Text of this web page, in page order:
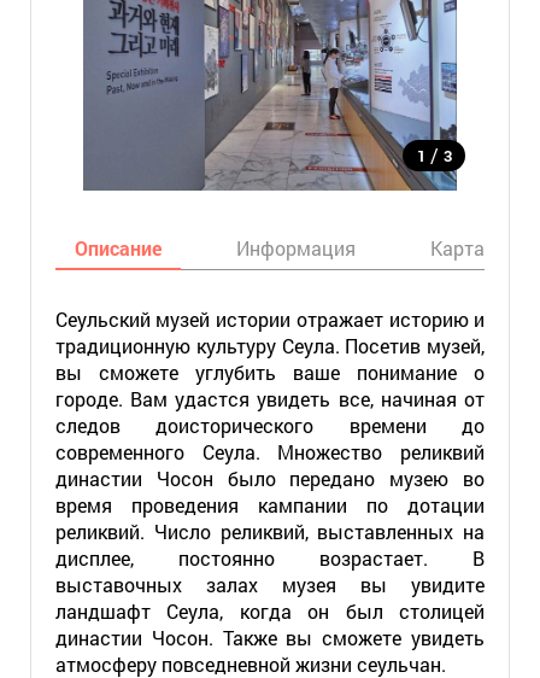
1 / 3
Описание Информация Карта
Сеульский музей истории отражает историю и
традиционную культуру Сеула. Посетив музей,
вы сможете углубить ваше понимание о
городе. Вам удастся увидеть все, начиная от
следов доисторического времени до
современного Сеула. Множество реликвий
династии Чосон было передано музею во
время проведения кампании по дотации
реликвий. Число реликвий, выставленных на
дисплее, постоянно возрастает. В
выставочных залах музея вы увидите
ландшафт Сеула, когда он был столицей
династии Чосон. Также вы сможете увидеть
атмосферу повседневной жизни сеульчан.